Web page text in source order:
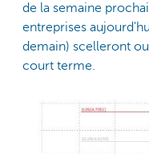
de la semaine
entreprises
demain) scelleront
court terme.